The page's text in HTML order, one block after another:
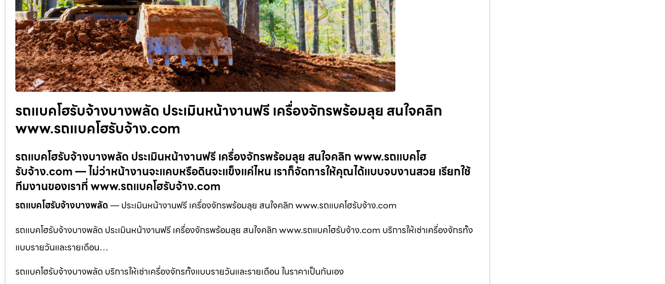
รถแบคโฮรับจ้างบางพลัด ประเมินหน้างานฟรี เครื่องจักรพร้อมลุย สนใจคลิก
www.รถแบคโฮรับจ้าง.com
รถแบคโฮรับจ้างบางพลัด ประเมินหน้างานฟรี เครื่องจักรพร้อมลุย สนใจคลิก www.รถแบคโฮ
รับจ้าง.com — ไม่ว่าหน้างานจะแคบหรือดินจะแข็งแค่ไหน เราก็จัดการให้คุณได้แบบจบงานสวย เรียกใช้
ทีมงานของเราที่ www.รถแบคโฮรับจ้าง.com
รถแบคโฮรับจ้างบางพลัด— ประเมินหน้างานฟรี เครื่องจักรพร้อมลุย สนใจคลิก www.รถแบคโฮรับจ้าง.com
รถแบคโฮรับจ้างบางพลัด ประเมินหน้างานฟรี เครื่องจักรพร้อมลุย สนใจคลิก www.รถแบคโฮรับจ้าง.com บริการให้เช่าเครื่องจักรทั้ง
แบบรายวันและรายเดือน…
รถแบคโฮรับจ้างบางพลัด บริการให้เช่าเครื่องจักรทั้งแบบรายวันและรายเดือน ในราคาเป็นกันเอง